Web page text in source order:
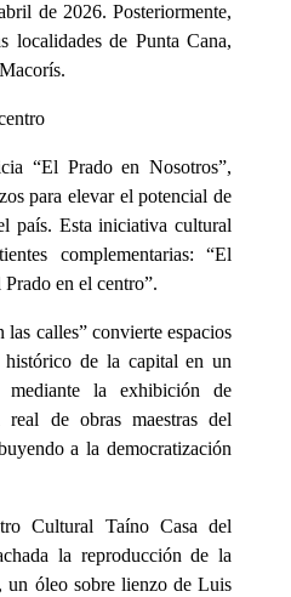
de 2026. Posteriormente,
localidades de Punta Cana,
“El Prado en Nosotros”,
para elevar el potencial de
país. Esta iniciativa cultural
complementarias: “El
en el centro”.
calles” convierte espacios
histórico de la capital en un
la exhibición de
real de obras maestras del
a la democratización
Cultural Taíno Casa del
la reproducción de la
un óleo sobre lienzo de Luis